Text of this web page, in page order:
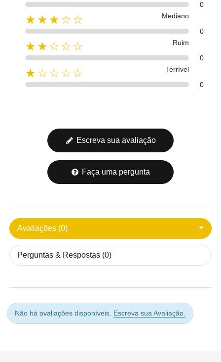
0
★★★☆☆
Mediano
0
★★☆☆☆
Ruim
0
★☆☆☆☆
Terrível
0
Escreva sua avaliação
Faça uma pergunta
Avaliações (0)
Perguntas & Respostas (0)
Não há avaliações disponíveis. Escreva sua Avaliação.